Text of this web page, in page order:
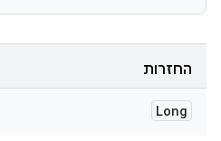
החזרות
Long